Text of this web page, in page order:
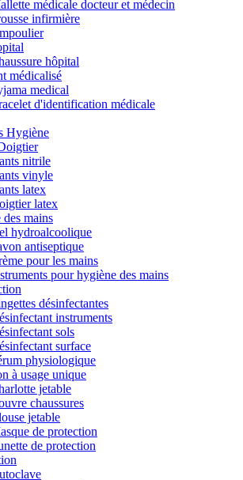
médicale docteur et médecin
infirmière
hôpital
médicalisé
medical
d'identification médicale
Hygiène
nitrile
vinyle
latex
latex
mains
hydroalcoolique
antiseptique
pour les mains
pour hygiène des mains
désinfectantes
instruments
sols
surface
physiologique
à usage unique
jetable
chaussures
jetable
de protection
de protection